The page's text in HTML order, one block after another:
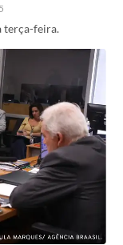
terça-feira.